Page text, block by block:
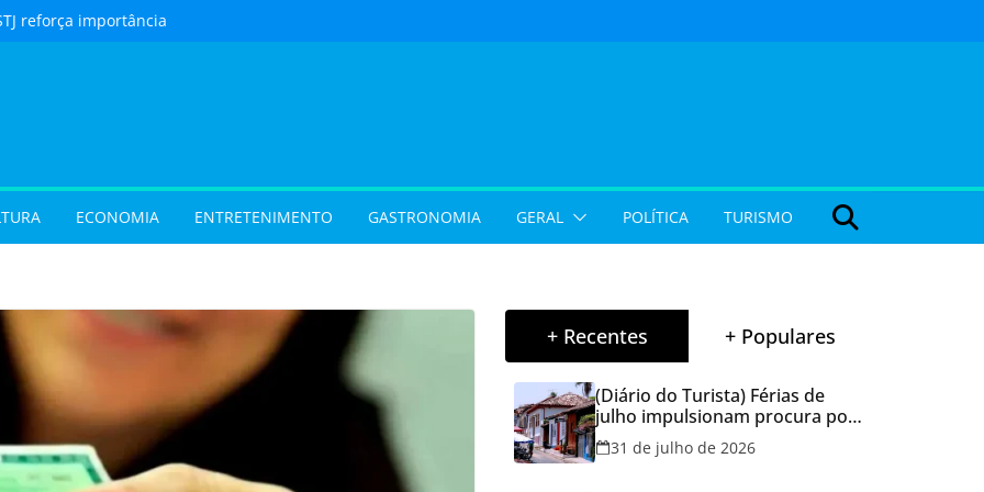
reforça importância
inéditas de
gratuitas no fim
Pais em Goiânia
ECONOMIA ENTRETENIMENTO GASTRONOMIA GERAL POLÍTICA TURISMO
+ Recentes + Populares
(Diário do Turista) Férias de
julho impulsionam procura por
hospedagem em Goiás e
reforçam cuidados na hora de
31 de julho de 2026